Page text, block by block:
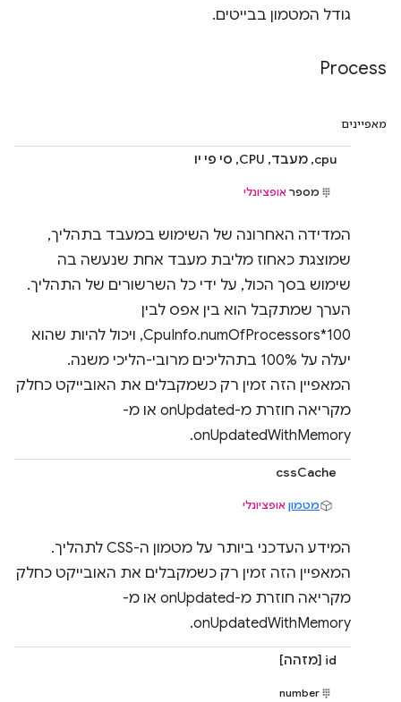
גודל המטמון בבייטים.
Process
מאפיינים
cpu, מעבד, CPU, סי פי יו
מספר אופציונלי
המדידה האחרונה של השימוש במעבד בתהליך,
שמוצגת כאחוז מליבת מעבד אחת שנעשה בה
שימוש בסך הכול, על ידי כל השרשורים של התהליך.
הערך שמתקבל הוא בין אפס לבין
CpuInfo.numOfProcessors*100, ויכול להיות שהוא
יעלה על 100% בתהליכים מרובי-הליכי משנה.
המאפיין הזה זמין רק כשמקבלים את האובייקט כחלק
מקריאה חוזרת מ-onUpdated או מ-
onUpdatedWithMemory.
cssCache
מטמון אופציונלי
המידע העדכני ביותר על מטמון ה-CSS לתהליך.
המאפיין הזה זמין רק כשמקבלים את האובייקט כחלק
מקריאה חוזרת מ-onUpdated או מ-
onUpdatedWithMemory.
id [מזהה]
number